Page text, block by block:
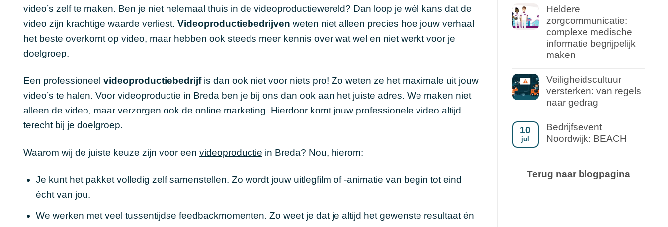
video’s zelf te maken. Ben je niet helemaal thuis in de videoproductiewereld? Dan loop je wél kans dat de
video zijn krachtige waarde verliest. Videoproductiebedrijven weten niet alleen precies hoe jouw verhaal
het beste overkomt op video, maar hebben ook steeds meer kennis over wat wel en niet werkt voor je
doelgroep.
Een professioneel videoproductiebedrijfis dan ook niet voor niets pro! Zo weten ze het maximale uit jouw
video’s te halen. Voor videoproductie in Breda ben je bij ons dan ook aan het juiste adres. We maken niet
alleen de video, maar verzorgen ook de online marketing. Hierdoor komt jouw professionele video altijd
terecht bij je doelgroep.
Waarom wij de juiste keuze zijn voor een videoproductie in Breda? Nou, hierom:
Je kunt het pakket volledig zelf samenstellen. Zo wordt jouw uitlegfilm of -animatie van begin tot eind
écht van jou.
We werken met veel tussentijdse feedbackmomenten. Zo weet je dat je altijd het gewenste resultaat én
Heldere
zorgcommunicatie:
complexe medische
informatie begrijpelijk
maken
Veiligheidscultuur
versterken: van regels
naar gedrag
10
jul
Bedrijfsevent
Noordwijk: BEACH
Terug naar blogpagina